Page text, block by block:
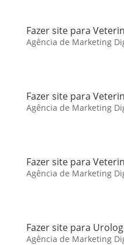
Fazer site para
Agência de Marketing
Fazer site para
Agência de Marketing
Fazer site para
Agência de Marketing
Fazer site para
Agência de Marketing